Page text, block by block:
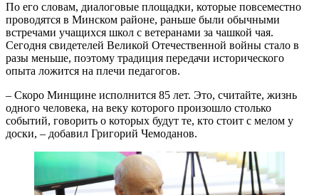
По его словам, диалоговые площадки, которые повсеместно
проводятся в Минском районе, раньше были обычными
встречами учащихся школ с ветеранами за чашкой чая.
Сегодня свидетелей Великой Отечественной войны стало в
разы меньше, поэтому традиция передачи исторического
опыта ложится на плечи педагогов.
– Скоро Минщине исполнится 85 лет. Это, считайте, жизнь
одного человека, на веку которого произошло столько
событий, говорить о которых будут те, кто стоит с мелом у
доски, – добавил Григорий Чемоданов.